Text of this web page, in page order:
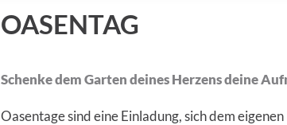
OASENTAG
Schenke dem Garten deines Herzens deine
Oasentage sind eine Einladung, sich dem